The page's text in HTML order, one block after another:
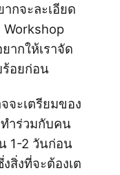
กจะละเอียด
Workshop
ากให้เราจัด
ร้อยก่อน
จะเตรียมของ
ทำร่วมกับคน
1-2 วันก่อน
สิ่งที่จะต้องเต